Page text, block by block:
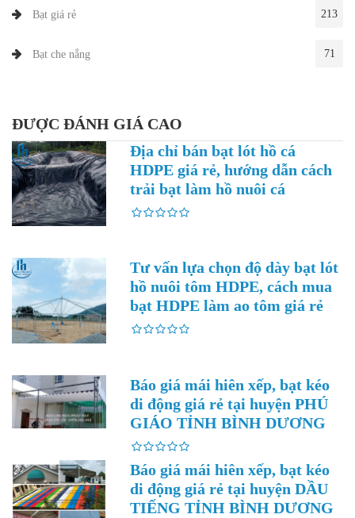
Bạt giá rẻ 213
Bạt che nắng 71
ĐƯỢC ĐÁNH GIÁ CAO
Địa chỉ bán bạt lót hồ cá
HDPE giá rẻ, hướng dẫn cách
trải bạt làm hồ nuôi cá
Tư vấn lựa chọn độ dày bạt lót
hồ nuôi tôm HDPE, cách mua
bạt HDPE làm ao tôm giá rẻ
Báo giá mái hiên xếp, bạt kéo
di động giá rẻ tại huyện PHÚ
GIÁO TỈNH BÌNH DƯƠNG
Báo giá mái hiên xếp, bạt kéo
di động giá rẻ tại huyện DẦU
TIẾNG TỈNH BÌNH DƯƠNG